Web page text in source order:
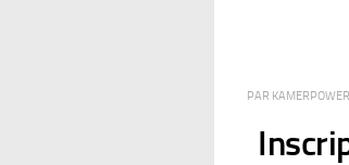
PAR KAMERPOWER